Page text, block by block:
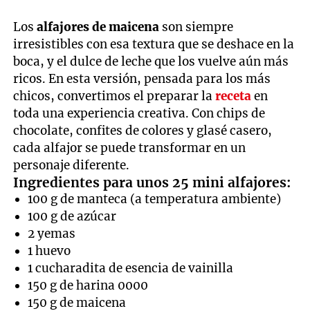
Losalfajores de maicena son siempre
irresistibles con esa textura que se deshace en la
boca, y el dulce de leche que los vuelve aún más
ricos. En esta versión, pensada para los más
chicos, convertimos el preparar la recetaen
toda una experiencia creativa. Con chips de
chocolate, confites de colores y glasé casero,
cada alfajor se puede transformar en un
personaje diferente.
Ingredientes para unos 25 mini alfajores:
100 g de manteca (a temperatura ambiente)
100 g de azúcar
2 yemas
1 huevo
1 cucharadita de esencia de vainilla
150 g de harina 0000
150 g de maicena